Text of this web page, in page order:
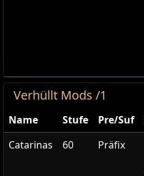
Verhüllt Mods /1
Name Stufe Pre/Suf
Catarinas
60 Präfix